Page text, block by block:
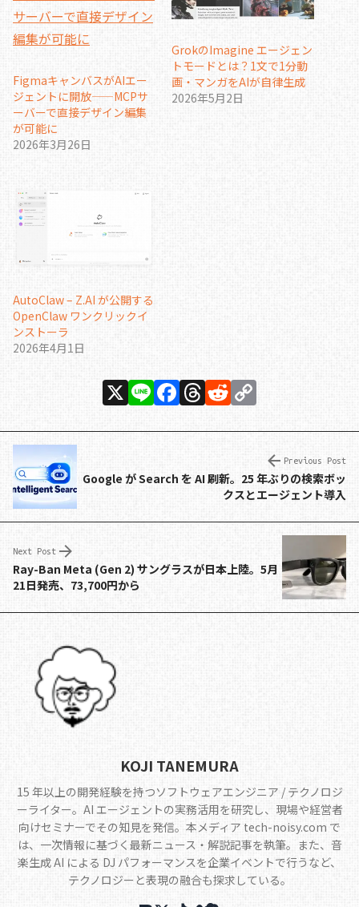
FigmaキャンバスがAIエー
ジェントに開放——MCPサ
ーバーで直接デザイン編集
が可能に
2026年3月26日
GrokのImagine エージェン
トモードとは？1文で1分動
画・マンガをAIが自律生成
2026年5月2日
AutoClaw – Z.AI が公開する
OpenClaw ワンクリックイ
ンストーラ
2026年4月1日
X Li
n
e
F
a
c
e
b
o
k
T
h
re
a
d
s
R
e
d
di
t
p
y
Li
n
Previous Post
Google が Search を AI 刷新。25 年ぶりの検索ボッ
クスとエージェント導入
Next Post
Ray-Ban Meta (Gen 2) サングラスが日本上陸。5月
21日発売、73,700円から
KOJI TANEMURA
15 年以上の開発経験を持つソフトウェアエンジニア / テクノロジ
ーライター。AI エージェントの実務活用を研究し、現場や経営者
向けセミナーでその知見を発信。本メディア tech-noisy.com で
は、一次情報に基づく最新ニュース・解説記事を執筆。また、音
楽生成 AI による DJ パフォーマンスを企業イベントで行うなど、
テクノロジーと表現の融合も探求している。